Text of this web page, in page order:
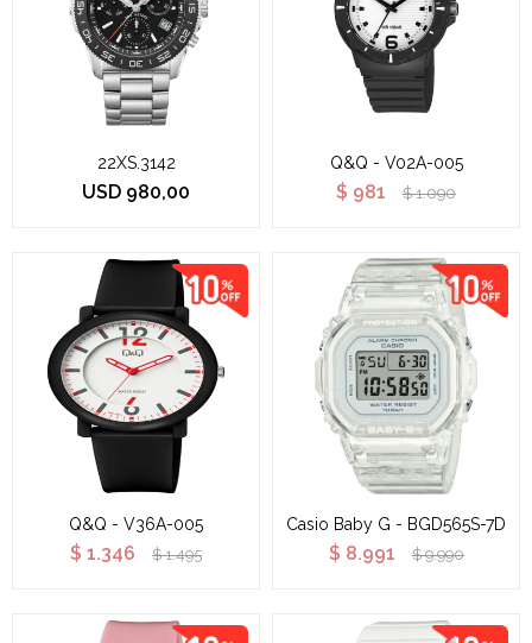
22XS.3142
USD 980,00
Q&Q - V02A-005
$ 981 $ 1.090
Q&Q - V36A-005
$ 1.346 $ 1.495
Casio Baby G - BGD565S-7D
$ 8.991 $ 9.990